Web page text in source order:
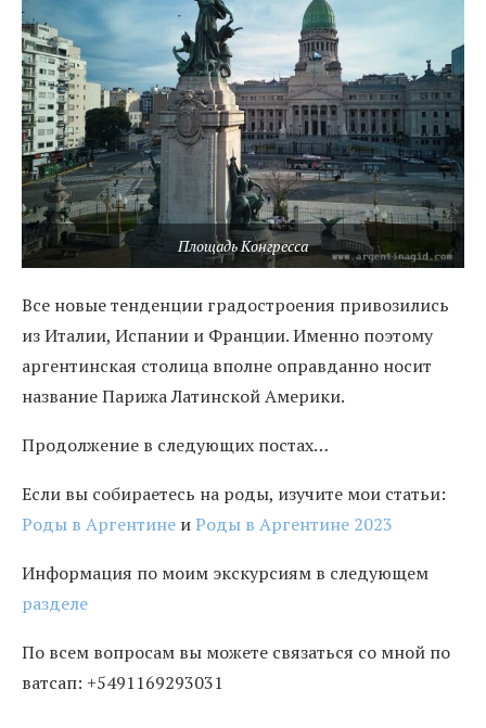
Площадь Конгресса
Все новые тенденции градостроения привозились
из Италии, Испании и Франции. Именно поэтому
аргентинская столица вполне оправданно носит
название Парижа Латинской Америки.
Продолжение в следующих постах…
Если вы собираетесь на роды, изучите мои статьи:
Роды в Аргентине иРоды в Аргентине 2023
Информация по моим экскурсиям в следующем
разделе
По всем вопросам вы можете связаться со мной по
ватсап: +5491169293031